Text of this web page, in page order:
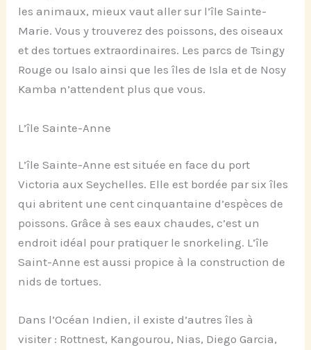
les animaux, mieux vaut aller sur l’île Sainte-
Marie. Vous y trouverez des poissons, des oiseaux
et des tortues extraordinaires. Les parcs de Tsingy
Rouge ou Isalo ainsi que les îles de Isla et de Nosy
Kamba n’attendent plus que vous.
L’île Sainte-Anne
L’île Sainte-Anne est située en face du port
Victoria aux Seychelles. Elle est bordée par six îles
qui abritent une cent cinquantaine d’espèces de
poissons. Grâce à ses eaux chaudes, c’est un
endroit idéal pour pratiquer le snorkeling. L’île
Saint-Anne est aussi propice à la construction de
nids de tortues.
Dans l’Océan Indien, il existe d’autres îles à
visiter : Rottnest, Kangourou, Nias, Diego Garcia,